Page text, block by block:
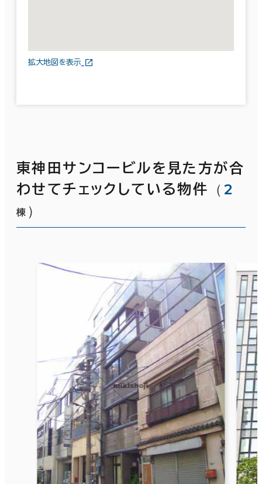
拡大地図を表示
東神田サンコービルを見た方が合
わせてチェックしている物件
（ 2
棟 ）